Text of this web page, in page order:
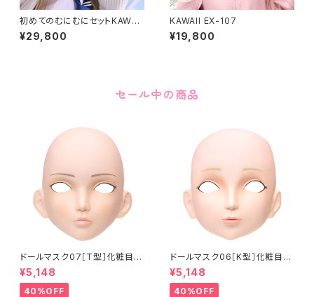
初めてのむにむにセットKAWAII
EX-15
¥29,800
KAWAII EX-107
¥19,800
セール中の商品
ドールマスク07［T型］化粧目穴
処理済 MASK07 [DOLL T] O
pening eye hole and make
up
¥5,148
40%OFF
ドールマスク06［K型］化粧目穴
処理 MASK06 [DOLL K] Op
ening eye hole and make
up
¥5,148
40%OFF